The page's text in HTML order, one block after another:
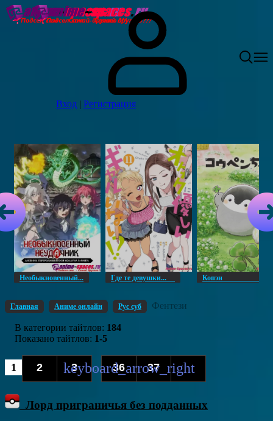
Вход | Регистрация
Необыкновенный... Где те девушки... Копэн
Главная Аниме онлайн Рус суб Фентези
В категории тайтлов: 184
Показано тайтлов: 1-5
1 2 3 ... 36 37
Лорд приграничья без подданных